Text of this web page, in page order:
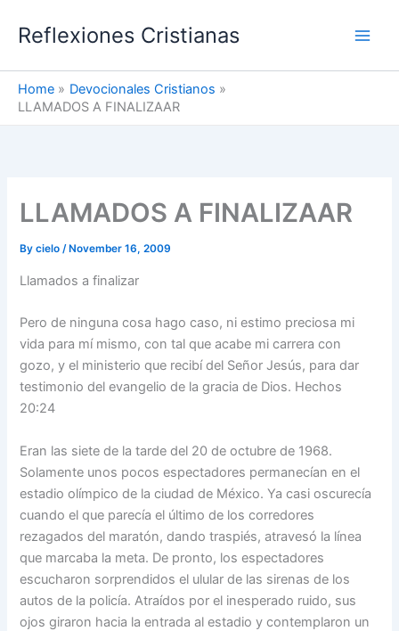
Reflexiones Cristianas
Home
Devocionales Cristianos
LLAMADOS A FINALIZAAR
LLAMADOS A FINALIZAAR
Bycielo/ November 16, 2009
Llamados a finalizar
Pero de ninguna cosa hago caso, ni estimo preciosa mi
vida para mí mismo, con tal que acabe mi carrera con
gozo, y el ministerio que recibí del Señor Jesús, para dar
testimonio del evangelio de la gracia de Dios. Hechos
20:24
Eran las siete de la tarde del 20 de octubre de 1968.
Solamente unos pocos espectadores permanecían en el
estadio olímpico de la ciudad de México. Ya casi oscurecía
cuando el que parecía el último de los corredores
rezagados del maratón, dando traspiés, atravesó la línea
que marcaba la meta. De pronto, los espectadores
escucharon sorprendidos el ulular de las sirenas de los
autos de la policía. Atraídos por el inesperado ruido, sus
ojos giraron hacia la entrada al estadio y contemplaron un